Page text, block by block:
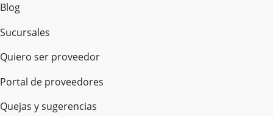
Blog
Sucursales
Quiero ser proveedor
Portal de proveedores
Quejas y sugerencias